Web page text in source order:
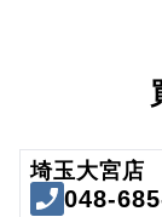
埼玉大宮店
048-